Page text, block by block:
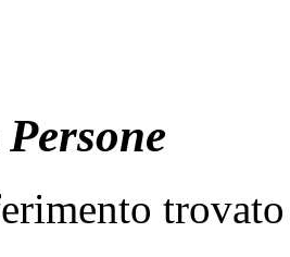
Persone
trovato